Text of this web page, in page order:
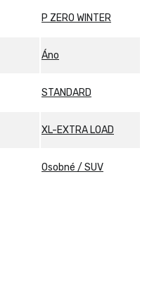
P ZERO WINTER
Áno
STANDARD
XL-EXTRA LOAD
Osobné / SUV